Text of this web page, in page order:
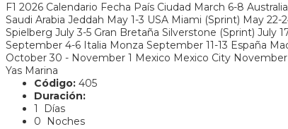
F1 2026 Calendario Fecha País Ciudad March 6-8
Saudi Arabia Jeddah May 1-3 USA Miami (Sprint) May
Spielberg July 3-5 Gran Bretaña Silverstone (Sprint) July
September 4-6 Italia Monza September 11-13 España
October 30 - November 1 Mexico Mexico City
Yas Marina
Código: 405
Duración:
1 Días
0 Noches